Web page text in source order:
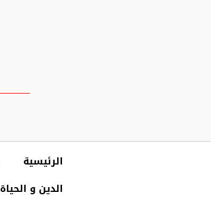
الرئيسية
الدين و الحياة